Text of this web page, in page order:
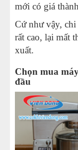
mới có giá
Cứ như vậy, chi
rất cao, lại mất
xuất.
Chọn mua
đầu